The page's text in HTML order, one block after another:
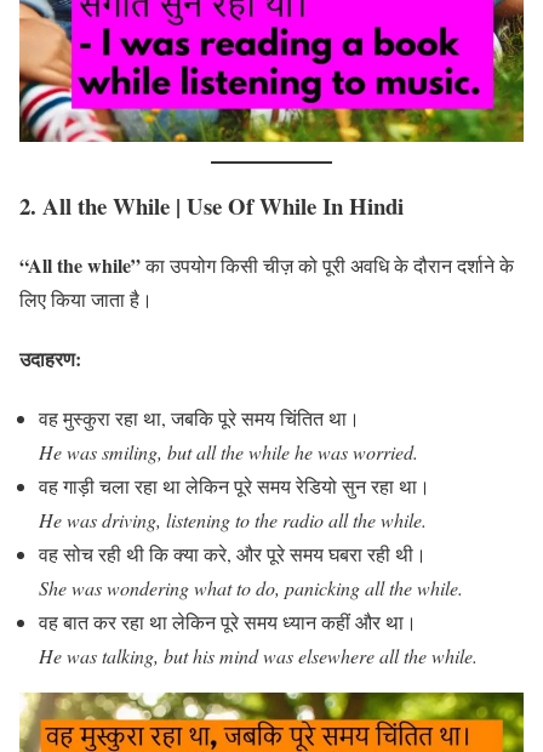
2. All the While | Use Of While In Hindi
“All the while”का उपयोग किसी चीज़ को पूरी अवधि के दौरान दर्शाने के
लिए किया जाता है।
उदाहरण:
वह मुस्कुरा रहा था, जबकि पूरे समय चिंतित था।
He was smiling, but all the while he was worried.
वह गाड़ी चला रहा था लेकिन पूरे समय रेडियो सुन रहा था।
He was driving, listening to the radio all the while.
वह सोच रही थी कि क्या करे, और पूरे समय घबरा रही थी।
She was wondering what to do, panicking all the while.
वह बात कर रहा था लेकिन पूरे समय ध्यान कहीं और था।
He was talking, but his mind was elsewhere all the while.